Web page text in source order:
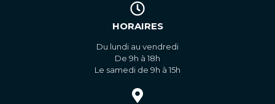
HORAIRES
Du lundi au vendredi
De 9h à 18h
Le samedi de 9h à 15h